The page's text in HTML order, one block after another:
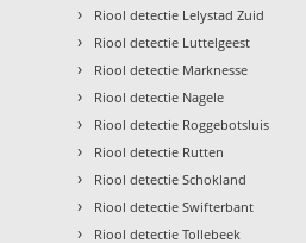
› Riool detectie Lelystad Zuid
› Riool detectie Luttelgeest
› Riool detectie Marknesse
› Riool detectie Nagele
› Riool detectie Roggebotsluis
› Riool detectie Rutten
› Riool detectie Schokland
› Riool detectie Swifterbant
› Riool detectie Tollebeek